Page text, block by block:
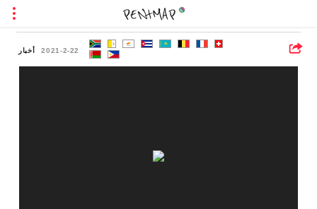
أخبار 2021-2-22